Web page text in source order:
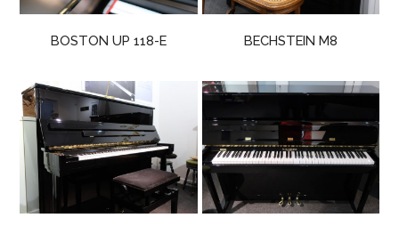
BOSTON UP 118-E BECHSTEIN M8